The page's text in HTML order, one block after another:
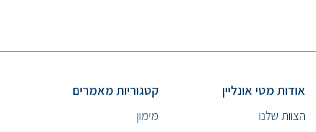
אודות מטי אונליין
הצוות שלנו
קטגוריות מאמרים
מימון